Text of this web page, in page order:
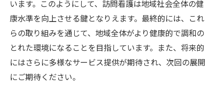
います。このようにして、訪問看護は地域社会全体の健
康水準を向上させる鍵となりえます。最終的には、これ
らの取り組みを通じて、地域全体がより健康的で調和の
とれた環境になることを目指しています。また、将来的
にはさらに多様なサービス提供が期待され、次回の展開
にご期待ください。